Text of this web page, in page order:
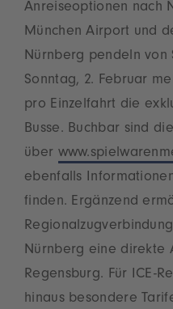
Anreiseoptionen nach
München Airport und
Nürnberg pendeln von
Sonntag, 2. Februar
pro Einzelfahrt die
Busse. Buchbar sind
über
ebenfalls
finden. Ergänzend
Nürnberg eine direkte
Regensburg. Für ICE-
hinaus besondere